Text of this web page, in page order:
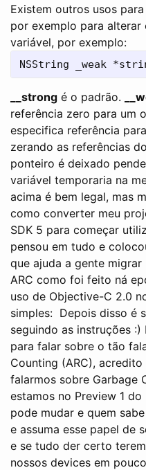
Existem outros usos
por exemplo para
variável, por exemplo:
__strong é o padrão.
referência zero para um
especifica referência
zerando as referências
ponteiro é deixado
variável temporaria na
acima é bem legal, mas
como converter meu
SDK 5 para começar
pensou em tudo e
que ajuda a gente
ARC como foi feito ná
uso de Objective-C 2.0
simples: Depois disso é
seguindo as instruções
para falar sobre o tão
Counting (ARC),
falarmos sobre Garbage
estamos no Preview 1
pode mudar e quem
e assuma esse papel de
e se tudo der certo
nossos devices em